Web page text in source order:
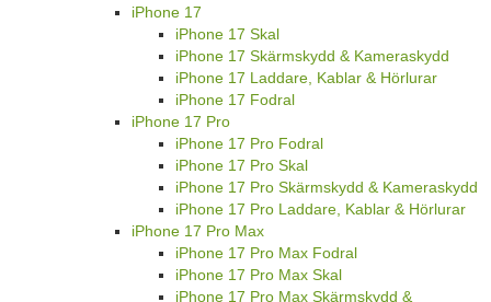
iPhone 17
iPhone 17 Skal
iPhone 17 Skärmskydd & Kameraskydd
iPhone 17 Laddare, Kablar & Hörlurar
iPhone 17 Fodral
iPhone 17 Pro
iPhone 17 Pro Fodral
iPhone 17 Pro Skal
iPhone 17 Pro Skärmskydd & Kameraskydd
iPhone 17 Pro Laddare, Kablar & Hörlurar
iPhone 17 Pro Max
iPhone 17 Pro Max Fodral
iPhone 17 Pro Max Skal
iPhone 17 Pro Max Skärmskydd &